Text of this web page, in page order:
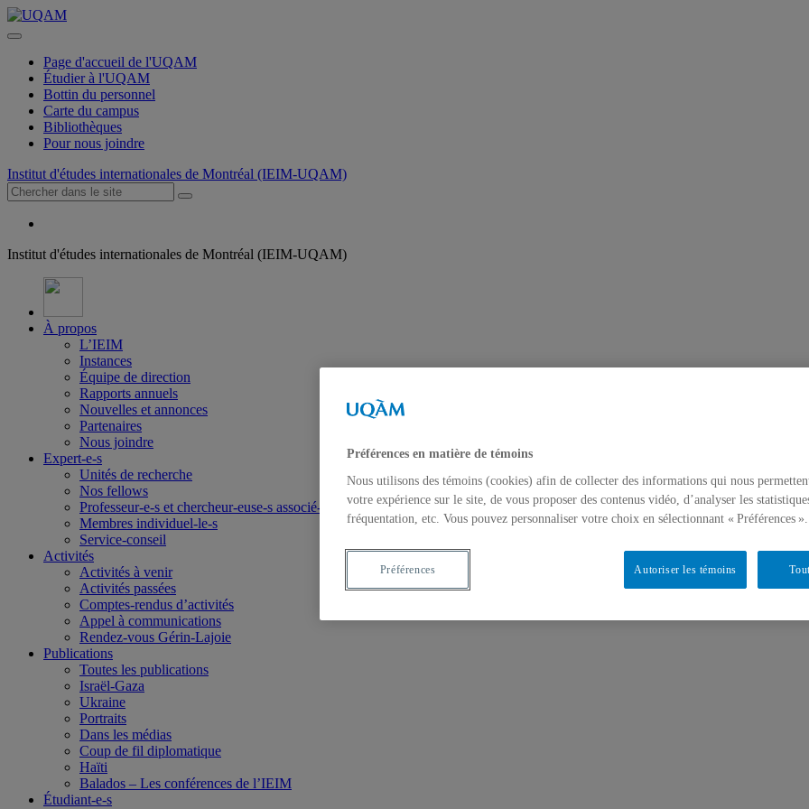
Page d'accueil de l'UQAM
Étudier à l'UQAM
Bottin du personnel
Carte du campus
Bibliothèques
Pour nous joindre
Institut d'études internationales de Montréal (IEIM-UQAM)
Institut d'études internationales de Montréal (IEIM-UQAM)
À propos
L’IEIM
Instances
Équipe de direction
Rapports annuels
Nouvelles et annonces
Partenaires
Nous joindre
Expert-e-s
Unités de recherche
Nos fellows
Professeur-e-s et chercheur-euse-s associé-e-s
Membres individuel-le-s
Service-conseil
Activités
Activités à venir
Activités passées
Comptes-rendus d’activités
Appel à communications
Rendez-vous Gérin-Lajoie
Publications
Toutes les publications
Israël-Gaza
Ukraine
Portraits
Dans les médias
Coup de fil diplomatique
Haïti
Balados – Les conférences de l’IEIM
Étudiant-e-s
Préférences en matière de témoins
Nous utilisons des témoins (cookies) afin de collecter des informations qui nous
votre expérience sur le site, de vous proposer des contenus vidéo, d’analyser les
fréquentation, etc. Vous pouvez personnaliser votre choix en sélectionnant « Préférences ».
Autoriser les témoins
Préférences